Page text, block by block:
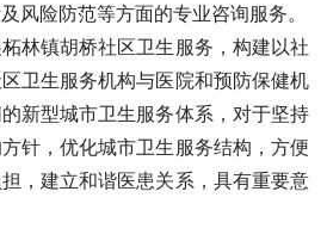
风险防范等方面的专业咨询服务。
镇胡桥社区卫生服务，构建以社
卫生服务机构与医院和预防保健机
新型城市卫生服务体系，对于坚持
针，优化城市卫生服务结构，方便
，建立和谐医患关系，具有重要意